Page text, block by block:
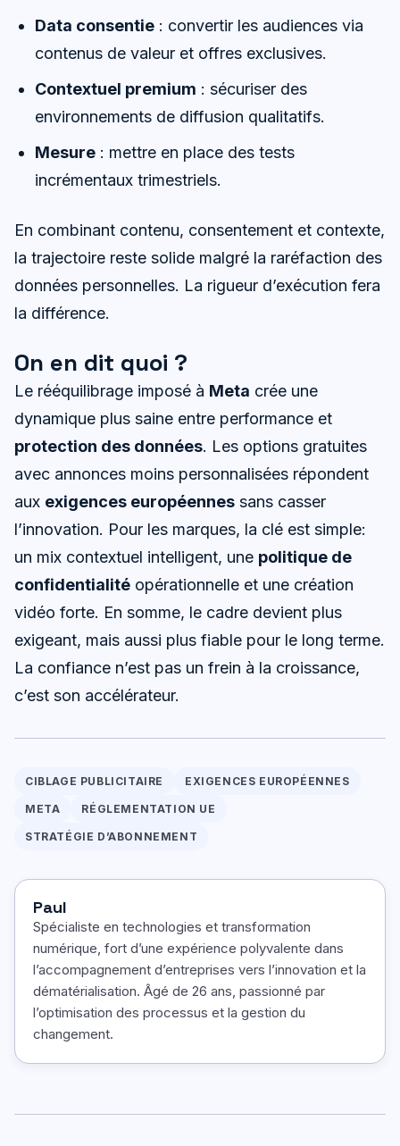
Data consentie : convertir les audiences via
contenus de valeur et offres exclusives.
Contextuel premium : sécuriser des
environnements de diffusion qualitatifs.
Mesure : mettre en place des tests
incrémentaux trimestriels.
En combinant contenu, consentement et contexte,
la trajectoire reste solide malgré la raréfaction des
données personnelles. La rigueur d’exécution fera
la différence.
On en dit quoi ?
Le rééquilibrage imposé à Meta crée une
dynamique plus saine entre performance et
protection des données. Les options gratuites
avec annonces moins personnalisées répondent
aux exigences européennes sans casser
l’innovation. Pour les marques, la clé est simple:
un mix contextuel intelligent, une politique de
confidentialité opérationnelle et une création
vidéo forte. En somme, le cadre devient plus
exigeant, mais aussi plus fiable pour le long terme.
La confiance n’est pas un frein à la croissance,
c’est son accélérateur.
CIBLAGE PUBLICITAIRE EXIGENCES EUROPÉENNES
META RÉGLEMENTATION UE
STRATÉGIE D’ABONNEMENT
Paul
Spécialiste en technologies et transformation
numérique, fort d’une expérience polyvalente dans
l’accompagnement d’entreprises vers l’innovation et la
dématérialisation. Âgé de 26 ans, passionné par
l’optimisation des processus et la gestion du
changement.